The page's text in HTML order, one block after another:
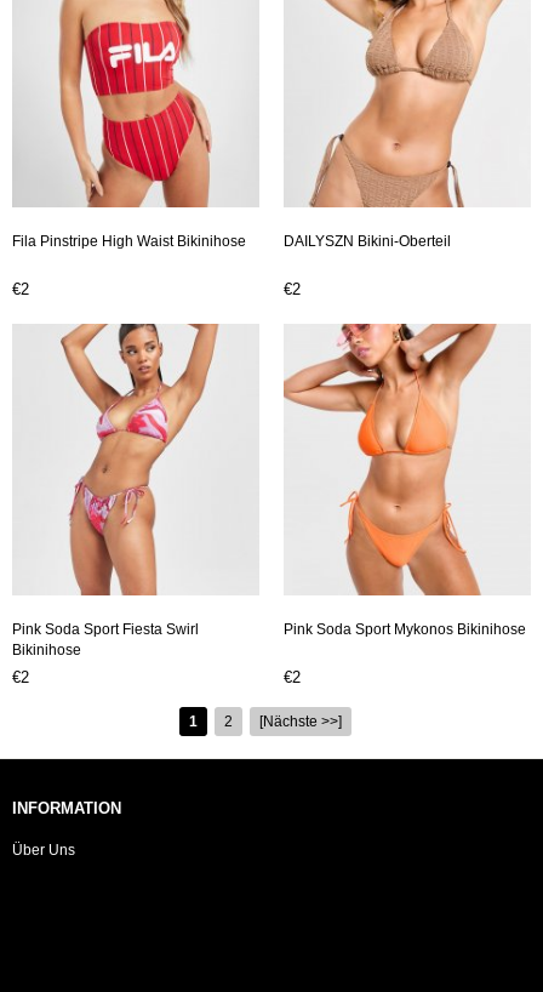
Fila Pinstripe High Waist Bikinihose
€2
DAILYSZN Bikini-Oberteil
€2
Pink Soda Sport Fiesta Swirl
Bikinihose
€2
Pink Soda Sport Mykonos Bikinihose
€2
1 2 [Nächste >>]
INFORMATION
Über Uns